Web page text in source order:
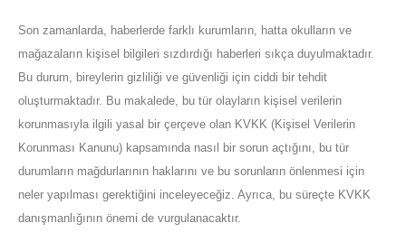
Son zamanlarda, haberlerde farklı kurumların, hatta okulların ve
mağazaların kişisel bilgileri sızdırdığı haberleri sıkça duyulmaktadır.
Bu durum, bireylerin gizliliği ve güvenliği için ciddi bir tehdit
oluşturmaktadır. Bu makalede, bu tür olayların kişisel verilerin
korunmasıyla ilgili yasal bir çerçeve olan KVKK (Kişisel Verilerin
Korunması Kanunu) kapsamında nasıl bir sorun açtığını, bu tür
durumların mağdurlarının haklarını ve bu sorunların önlenmesi için
neler yapılması gerektiğini inceleyeceğiz. Ayrıca, bu süreçte KVKK
danışmanlığının önemi de vurgulanacaktır.